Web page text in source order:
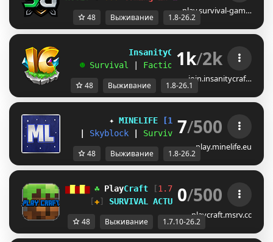
play.survival-gam…
48 Выживание 1.8-26.2
InsanityCraft || 1.8 - 26.1
☻ Survival Factions | Skyblock
1k/2k
join.insanitycraf…
48 Выживание 1.8-26.1
✦ MINELIFE [1.8 - 26.2]
Skyblock Survival | Prison
7/500
play.minelife.eu
48 Выживание 1.8-26.2
▆ ▇▆ ▇▆ ☘ PlayCraft [1.7.10-26.2 ] ▇
[✚] SURVIVAL ACTUALIZADO A LA 26.2
0/500
playcraft.msrv.cc
48 Выживание 1.7.10-26.2